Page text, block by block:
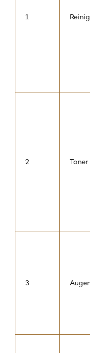
1
2 Toner
3